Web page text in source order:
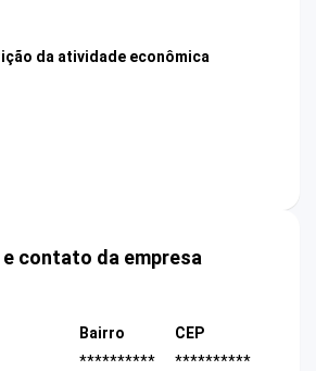
da atividade econômica
contato da empresa
Bairro
**********
CEP
**********